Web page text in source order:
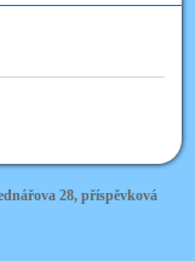
28, příspěvková